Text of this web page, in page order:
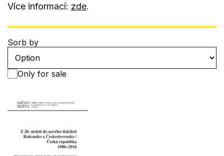
Více informací: zde.
Sorb by
Only for sale